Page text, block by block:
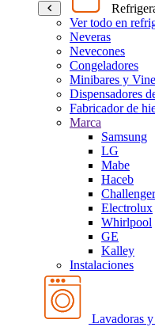
Ver todo en
Neveras
Nevecones
Congeladores
Minibares y
Dispensadores
Fabricador de
Marca
Samsung
LG
Mabe
Haceb
Challenger
Electrolux
Whirlpool
GE
Kalley
Instalaciones
Lavadoras y